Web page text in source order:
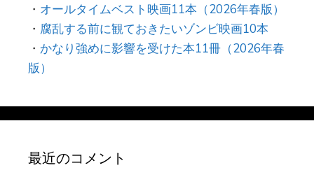
・ オールタイムベスト映画11本（2026年春版）
・ 腐乱する前に観ておきたいゾンビ映画10本
・ かなり強めに影響を受けた本11冊（2026年春
版）
最近のコメント